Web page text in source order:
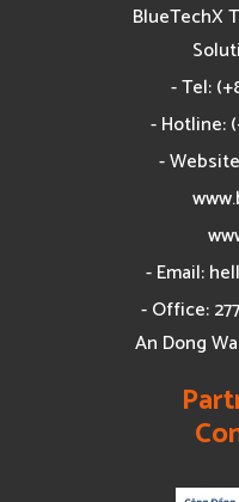
BlueTechX
- Tel:
- Hotline:
-
- Email:
- Office:
An Dong